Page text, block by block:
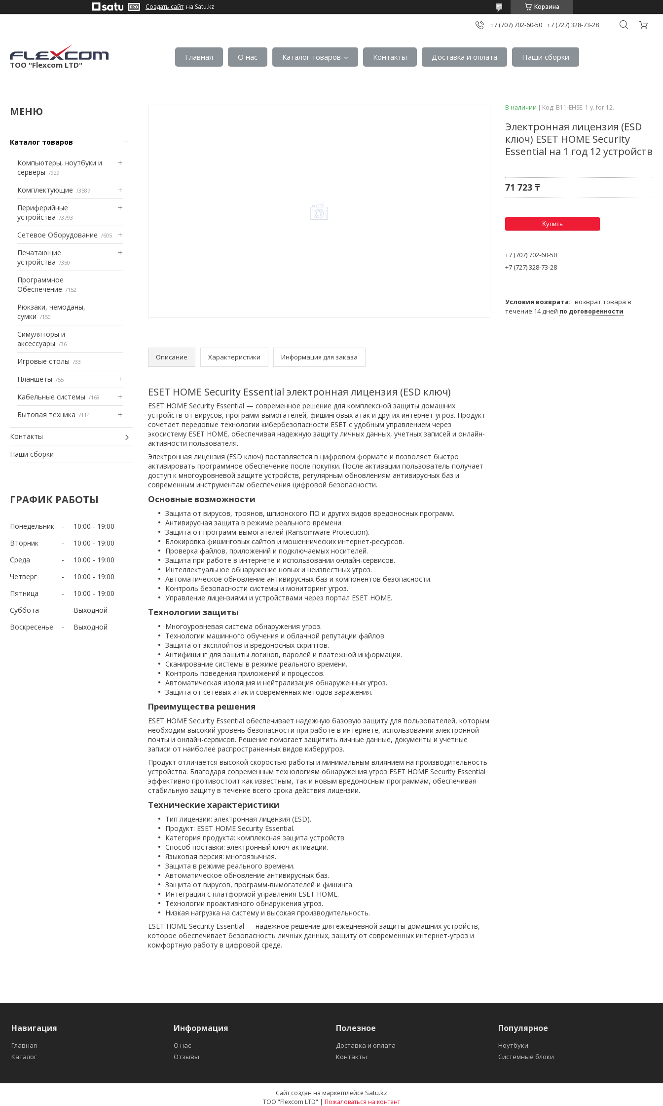
Создать сайт на Satu.kz Корзина
+7 (707) 702-60-50 +7 (727) 328-73-28
ТОО "Flexcom LTD"
Главная О нас Каталог товаров Контакты Доставка и оплата Наши сборки
Каталог товаров
Компьютеры, ноутбуки и
серверы
929
Комплектующие 3587
Периферийные
устройства
3793
Сетевое Оборудование 605
Печатающие
устройства
350
Программное
Обеспечение
152
Рюкзаки, чемоданы,
сумки
150
Симуляторы и
аксессуары
36
Игровые столы 33
Планшеты 55
Кабельные системы 169
Бытовая техника 114
Контакты
Наши сборки
ГРАФИК РАБОТЫ
Понедельник 10:00
19:00
Вторник
10:00
19:00
Среда
10:00
19:00
Четверг
10:00
19:00
Пятница
10:00
19:00
Суббота
Выходной
Воскресенье
Выходной
Описание Характеристики Информация для заказа
ESET HOME Security Essential электронная лицензия (ESD ключ)
ESET HOME Security Essential — современное решение для комплексной защиты домашних
устройств от вирусов, программ-вымогателей, фишинговых атак и других интернет-угроз. Продукт
сочетает передовые технологии кибербезопасности ESET с удобным управлением через
экосистему ESET HOME, обеспечивая надежную защиту личных данных, учетных записей и онлайн-
активности пользователя.
Электронная лицензия (ESD ключ) поставляется в цифровом формате и позволяет быстро
активировать программное обеспечение после покупки. После активации пользователь получает
доступ к многоуровневой защите устройств, регулярным обновлениям антивирусных баз и
современным инструментам обеспечения цифровой безопасности.
Основные возможности
Защита от вирусов, троянов, шпионского ПО и других видов вредоносных программ.
Антивирусная защита в режиме реального времени.
Защита от программ-вымогателей (Ransomware Protection).
Блокировка фишинговых сайтов и мошеннических интернет-ресурсов.
Проверка файлов, приложений и подключаемых носителей.
Защита при работе в интернете и использовании онлайн-сервисов.
Интеллектуальное обнаружение новых и неизвестных угроз.
Автоматическое обновление антивирусных баз и компонентов безопасности.
Контроль безопасности системы и мониторинг угроз.
Управление лицензиями и устройствами через портал ESET HOME.
Технологии защиты
Многоуровневая система обнаружения угроз.
Технологии машинного обучения и облачной репутации файлов.
Защита от эксплойтов и вредоносных скриптов.
Антифишинг для защиты логинов, паролей и платежной информации.
Сканирование системы в режиме реального времени.
Контроль поведения приложений и процессов.
Автоматическая изоляция и нейтрализация обнаруженных угроз.
Защита от сетевых атак и современных методов заражения.
Преимущества решения
ESET HOME Security Essential обеспечивает надежную базовую защиту для пользователей, которым
необходим высокий уровень безопасности при работе в интернете, использовании электронной
почты и онлайн-сервисов. Решение помогает защитить личные данные, документы и учетные
записи от наиболее распространенных видов киберугроз.
Продукт отличается высокой скоростью работы и минимальным влиянием на производительность
устройства. Благодаря современным технологиям обнаружения угроз ESET HOME Security Essential
эффективно противостоит как известным, так и новым вредоносным программам, обеспечивая
стабильную защиту в течение всего срока действия лицензии.
Технические характеристики
Тип лицензии: электронная лицензия (ESD).
Продукт: ESET HOME Security Essential.
Категория продукта: комплексная защита устройств.
Способ поставки: электронный ключ активации.
Языковая версия: многоязычная.
Защита в режиме реального времени.
Автоматическое обновление антивирусных баз.
Защита от вирусов, программ-вымогателей и фишинга.
Интеграция с платформой управления ESET HOME.
Технологии проактивного обнаружения угроз.
Низкая нагрузка на систему и высокая производительность.
ESET HOME Security Essential — надежное решение для ежедневной защиты домашних устройств,
которое обеспечивает безопасность личных данных, защиту от современных интернет-угроз и
комфортную работу в цифровой среде.
В наличии Код: B11-EHSE. 1 y. for 12.
Электронная лицензия (ESD
ключ) ESET HOME Security
Essential на 1 год 12 устройств
71 723 ₸
Купить
+7 (707) 702-60-50
+7 (727) 328-73-28
возврат товара в
течение 14 дней по договоренности
Навигация
Главная
Каталог
Информация
О нас
Отзывы
Полезное
Доставка и оплата
Контакты
Популярное
Ноутбуки
Системные блоки
Сайт создан на маркетплейсе Satu.kz
ТОО "Flexcom LTD" | Пожаловаться на контент